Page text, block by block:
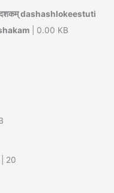
dashashlokeestuti
| 0.00 KB
20